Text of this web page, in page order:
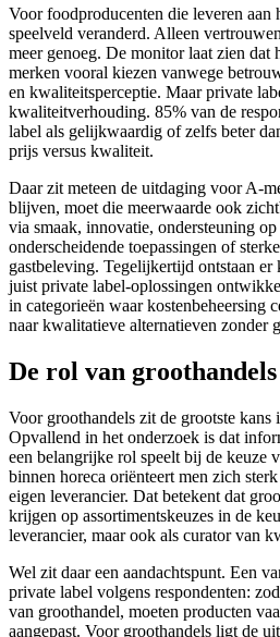
Voor foodproducenten die leveren aan
speelveld veranderd. Alleen
meer genoeg. De monitor laat zien dat
merken vooral kiezen vanwege
en kwaliteitsperceptie. Maar private
kwaliteitverhouding. 85% van de
label als gelijkwaardig of zelfs beter
prijs versus kwaliteit.
Daar zit meteen de uitdaging voor A-
blijven, moet die meerwaarde ook
via smaak, innovatie, ondersteuning
onderscheidende toepassingen of
gastbeleving. Tegelijkertijd ontstaan
juist private label-oplossingen
in categorieën waar kostenbeheersing
naar kwalitatieve alternatieven zonder
De rol van
Voor groothandels zit de grootste kans
Opvallend in het onderzoek is dat
een belangrijke rol speelt bij de keuze
binnen horeca oriënteert men zich
eigen leverancier. Dat betekent dat
krijgen op assortimentskeuzes in de
leverancier, maar ook als curator van
Wel zit daar een aandachtspunt. Een
private label volgens respondenten:
van groothandel, moeten producten
aangepast. Voor groothandels ligt de